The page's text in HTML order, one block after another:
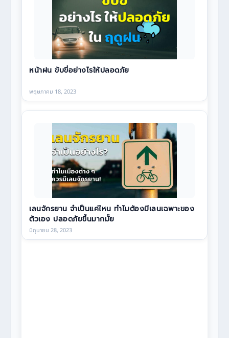
หน้าฝน ขับขี่อย่างไรให้ปลอดภัย
พฤษภาคม 18, 2023
เลนจักรยาน จำเป็นแค่ไหน ทำไมต้องมีเลนเฉพาะของ
ตัวเอง ปลอดภัยขึ้นมากมั้ย
มิถุนายน 28, 2023